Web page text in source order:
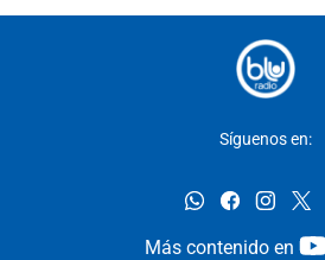
Síguenos en:
whatsappfacebook
Más contenido en